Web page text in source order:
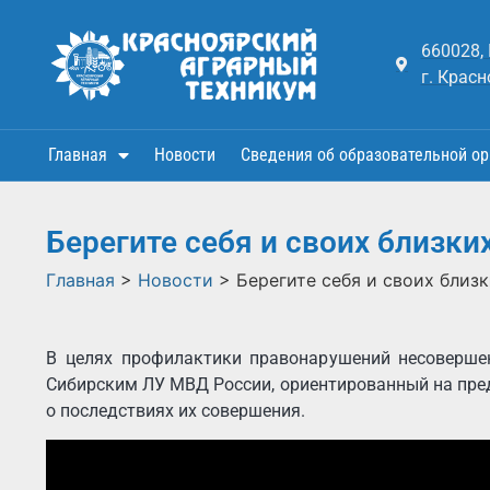
660028,
г.
Главная Новости Сведения об образовательной
Берегите себя и своих
Главная > Новости > Берегите себя и своих
В целях профилактики правонарушений
Сибирским ЛУ МВД России, ориентированный на
о последствиях их совершения.